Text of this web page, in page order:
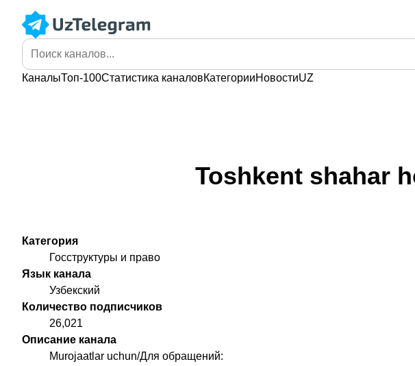
КаналыТоп-100Статистика каналовКатегорииНовостиUZ
Toshkent shahar
Категория
Госструктуры и право
Язык канала
Узбекский
Количество подписчиков
26,021
Описание канала
Murojaatlar uchun/Для обращений: